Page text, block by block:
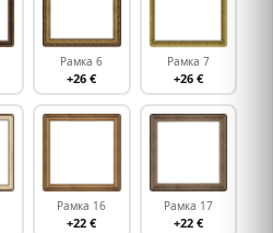
Рамка 6
+26 €
Рамка 7
+26 €
Рамка 16
+22 €
Рамка 17
+22 €